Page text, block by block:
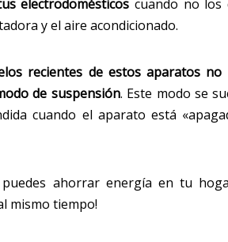
electrodomésticos cuando no los
y el aire acondicionado.
recientes de estos aparatos
de suspensión. Este modo se
cuando el aparato está
puedes ahorrar energía en tu
mismo tiempo!